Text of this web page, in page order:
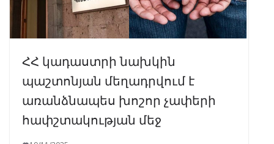
ՀՀ կադաստրի նախկին
պաշտոնյան մեղադրվում է
առանձնապես խոշոր չափերի
հափշտակության մեջ